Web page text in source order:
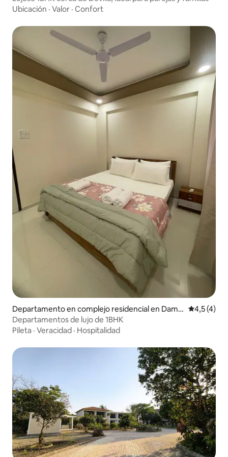
Ubicación · Valor · Confort
Departamento en complejo residencial en Dama
n
4,5 (4)
Departamentos de lujo de 1BHK
Pileta · Veracidad · Hospitalidad